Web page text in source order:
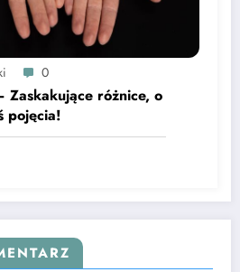
0
różnice, o
pojęcia!